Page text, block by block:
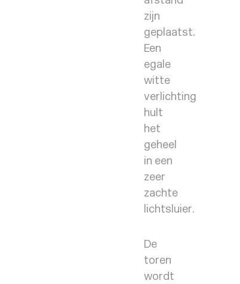
zijn
geplaatst.
Een
egale
witte
verlichting
hult
het
geheel
in een
zeer
zachte
lichtsluier.
De
toren
wordt